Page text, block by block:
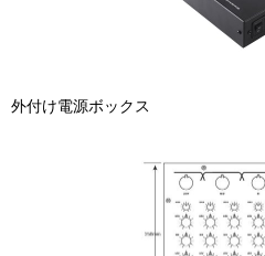
外付け電源ボックス